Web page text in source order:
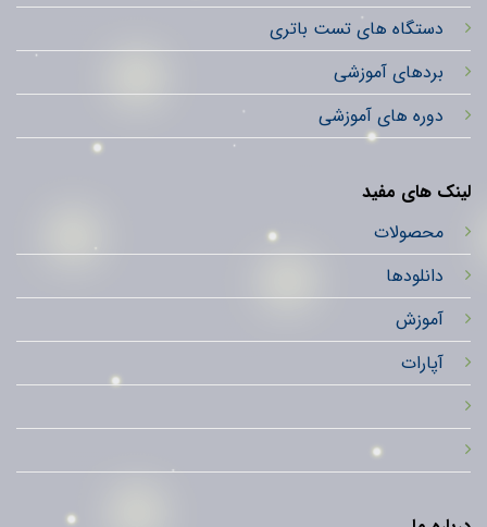
دستگاه های تست باتری
بردهای آموزشی
دوره های آموزشی
لینک های مفید
محصولات
دانلودها
آموزش
آپارات